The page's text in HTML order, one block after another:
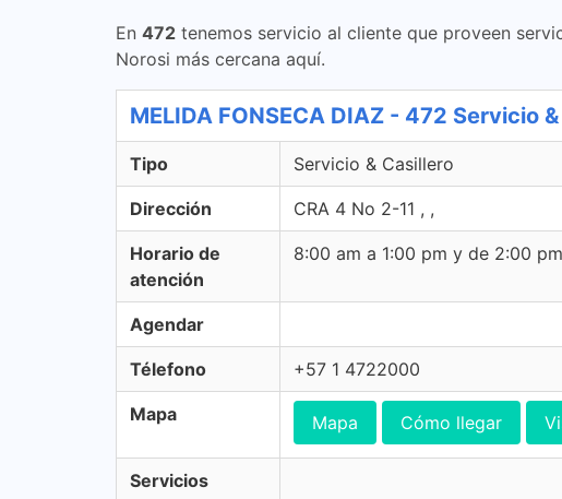
En 472 tenemos servicio al cliente que proveen
Norosi más cercana aquí.
MELIDA FONSECA DIAZ - 472 Servicio
Tipo Servicio & Casillero
Dirección CRA 4 No 2-11 , ,
Horario de
atención
8:00 am a 1:00 pm y de 2:00
Agendar
Télefono +57 1 4722000
Mapa Mapa Cómo llegar
Servicios